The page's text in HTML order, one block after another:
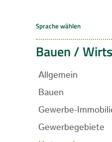
Bauen /
Allgemein
Bauen
Gewerbe-
Gewerbegebiete